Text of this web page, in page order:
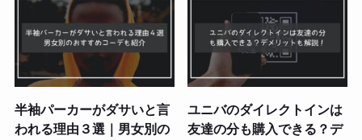
半袖パーカーがダサいと言
われる理由３選｜男女別の
ユニバのダイレクトインは
友達の分も購入できる？デ